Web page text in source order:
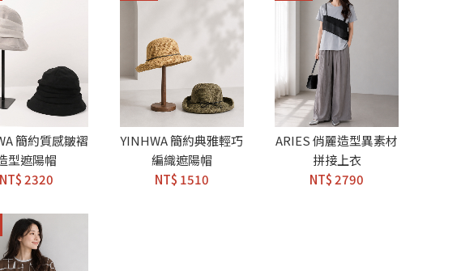
簡約質感皺褶
型遮陽帽
NT$ 2320
YINHWA 簡約典雅輕巧
編織遮陽帽
NT$ 1510
ARIES 俏麗造型異素材
拼接上衣
NT$ 2790